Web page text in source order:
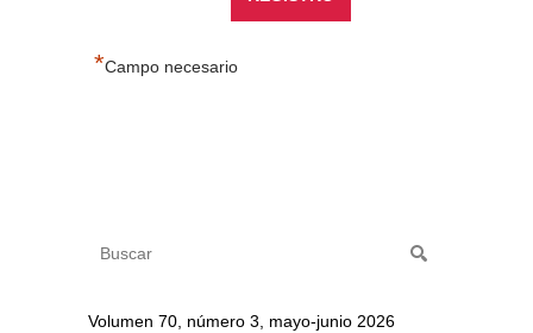
*Campo necesario
Volumen 70, número 3, mayo-junio 2026